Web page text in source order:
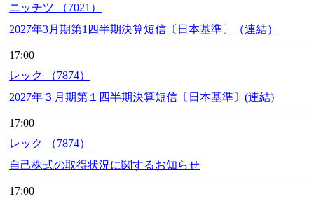
ニッチツ （7021）
2027年3月期第1四半期決算短信〔日本基準〕（連結）
17:00
レック （7874）
2027年３月期第１四半期決算短信〔日本基準〕(連結)
17:00
レック （7874）
自己株式の取得状況に関するお知らせ
17:00